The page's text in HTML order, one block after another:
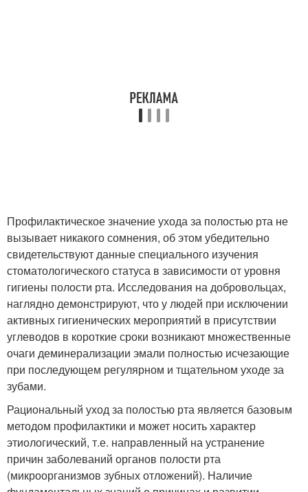
Профилактическое значение ухода за полостью рта не
вызывает никакого сомнения, об этом убедительно
свидетельствуют данные специального изучения
стоматологического статуса в зависимости от уровня
гигиены полости рта. Исследования на добровольцах,
наглядно демонстрируют, что у людей при исключении
активных гигиенических мероприятий в присутствии
углеводов в короткие сроки возникают множественные
очаги деминерализации эмали полностью исчезающие
при последующем регулярном и тщательном уходе за
зубами.
Рациональный уход за полостью рта является базовым
методом профилактики и может носить характер
этиологический, т.е. направленный на устранение
причин заболеваний органов полости рта
(микроорганизмов зубных отложений). Наличие